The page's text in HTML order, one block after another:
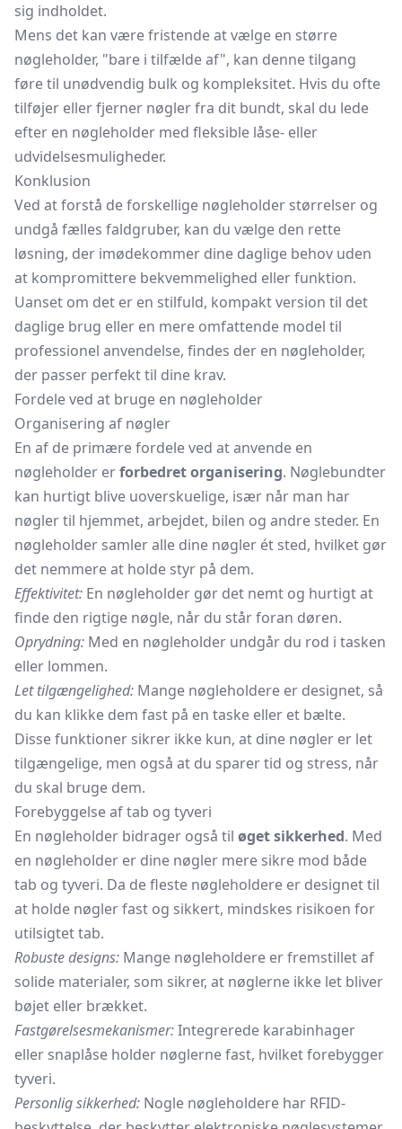
sig indholdet.
Mens det kan være fristende at vælge en større
nøgleholder, "bare i tilfælde af", kan denne tilgang
føre til unødvendig bulk og kompleksitet. Hvis du ofte
tilføjer eller fjerner nøgler fra dit bundt, skal du lede
efter en nøgleholder med fleksible låse- eller
udvidelsesmuligheder.
Konklusion
Ved at forstå de forskellige nøgleholder størrelser og
undgå fælles faldgruber, kan du vælge den rette
løsning, der imødekommer dine daglige behov uden
at kompromittere bekvemmelighed eller funktion.
Uanset om det er en stilfuld, kompakt version til det
daglige brug eller en mere omfattende model til
professionel anvendelse, findes der en nøgleholder,
der passer perfekt til dine krav.
Fordele ved at bruge en nøgleholder
Organisering af nøgler
En af de primære fordele ved at anvende en
nøgleholder erforbedret organisering. Nøglebundter
kan hurtigt blive uoverskuelige, især når man har
nøgler til hjemmet, arbejdet, bilen og andre steder. En
nøgleholder samler alle dine nøgler ét sted, hvilket gør
det nemmere at holde styr på dem.
Effektivitet: En nøgleholder gør det nemt og hurtigt at
finde den rigtige nøgle, når du står foran døren.
Oprydning: Med en nøgleholder undgår du rod i tasken
eller lommen.
Let tilgængelighed: Mange nøgleholdere er designet, så
du kan klikke dem fast på en taske eller et bælte.
Disse funktioner sikrer ikke kun, at dine nøgler er let
tilgængelige, men også at du sparer tid og stress, når
du skal bruge dem.
Forebyggelse af tab og tyveri
En nøgleholder bidrager også til øget sikkerhed. Med
en nøgleholder er dine nøgler mere sikre mod både
tab og tyveri. Da de fleste nøgleholdere er designet til
at holde nøgler fast og sikkert, mindskes risikoen for
utilsigtet tab.
Robuste designs: Mange nøgleholdere er fremstillet af
solide materialer, som sikrer, at nøglerne ikke let bliver
bøjet eller brækket.
Fastgørelsesmekanismer:Integrerede karabinhager
eller snaplåse holder nøglerne fast, hvilket forebygger
tyveri.
Personlig sikkerhed: Nogle nøgleholdere har RFID-